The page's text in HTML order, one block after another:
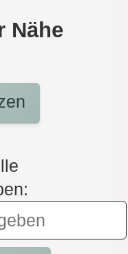
Nähe